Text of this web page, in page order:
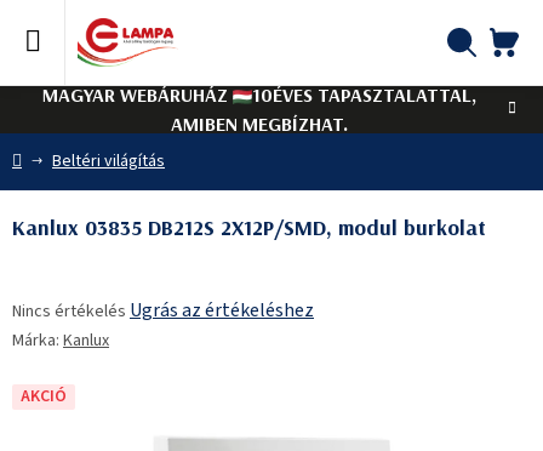
tartalomhoz
MAGYAR WEBÁRUHÁZ
10ÉVES TAPASZTALATTAL,
AMIBEN MEGBÍZHAT.
Kezdőlap
Beltéri világítás
Kanlux 03835 DB212S 2X12P/SMD, modul burkolat
termék
átlagos
5-
Nincs értékelés Ugrás az értékeléshez
Márka: Kanlux
AKCIÓ